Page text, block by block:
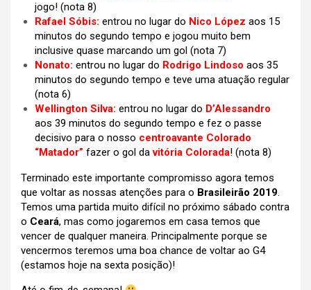
jogo! (nota 8)
Rafael Sóbis: entrou no lugar do Nico López aos 15
minutos do segundo tempo e jogou muito bem
inclusive quase marcando um gol (nota 7)
Nonato: entrou no lugar do Rodrigo Lindoso aos 35
minutos do segundo tempo e teve uma atuação regular
(nota 6)
Wellington Silva: entrou no lugar do D’Alessandro
aos 39 minutos do segundo tempo e fez o passe
decisivo para o nosso centroavante Colorado
“Matador” fazer o gol davitória Colorada! (nota 8)
Terminado este importante compromisso agora temos
que voltar as nossas atenções para o Brasileirão 2019.
Temos uma partida muito difícil no próximo sábado contra
o Ceará, mas como jogaremos em casa temos que
vencer de qualquer maneira. Principalmente porque se
vencermos teremos uma boa chance de voltar ao G4
(estamos hoje na sexta posição)!